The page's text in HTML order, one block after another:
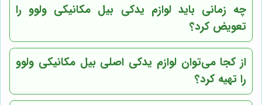
چه زمانی باید لوازم یدکی بیل مکانیکی ولوو را
تعویض کرد؟
از کجا می‌توان لوازم یدکی اصلی بیل مکانیکی ولوو
را تهیه کرد؟